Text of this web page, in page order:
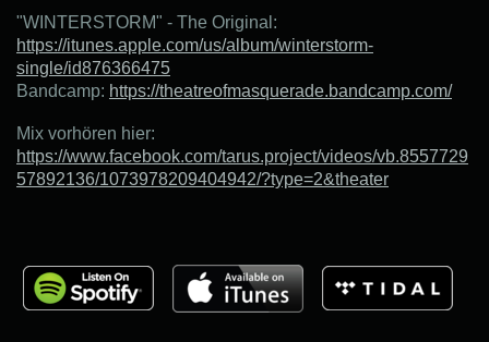
"WINTERSTORM" - The Original:
https://itunes.apple.com/us/album/winterstorm-
single/id876366475
Bandcamp: https://theatreofmasquerade.bandcamp.com/
Mix vorhören hier:
https://www.facebook.com/tarus.project/videos/vb.8557729
57892136/1073978209404942/?type=2&theater